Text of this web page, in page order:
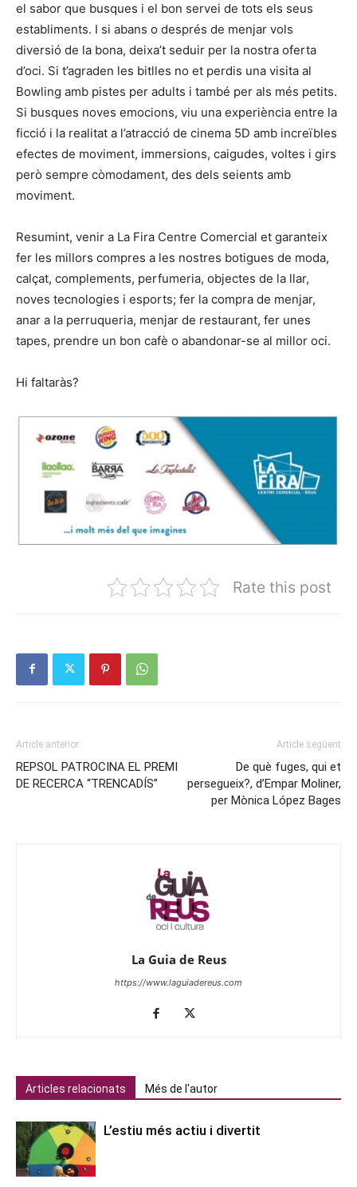
el sabor que busques i el bon servei de tots els seus
establiments. I si abans o després de menjar vols
diversió de la bona, deixa’t seduir per la nostra oferta
d’oci. Si t’agraden les bitlles no et perdis una visita al
Bowling amb pistes per adults i també per als més petits.
Si busques noves emocions, viu una experiència entre la
ficció i la realitat a l’atracció de cinema 5D amb increïbles
efectes de moviment, immersions, caigudes, voltes i girs
però sempre còmodament, des dels seients amb
moviment.
Resumint, venir a La Fira Centre Comercial et garanteix
fer les millors compres a les nostres botigues de moda,
calçat, complements, perfumeria, objectes de la llar,
noves tecnologies i esports; fer la compra de menjar,
anar a la perruqueria, menjar de restaurant, fer unes
tapes, prendre un bon cafè o abandonar-se al millor oci.
Hi faltaràs?
Rate this post
Article anterior
REPSOL PATROCINA EL PREMI
DE RECERCA “TRENCADÍS”
Article següent
De què fuges, qui et
persegueix?, d’Empar Moliner,
per Mònica López Bages
La Guia de Reus
https://www.laguiadereus.com
Articles relacionats Més de l'autor
L’estiu més actiu i divertit